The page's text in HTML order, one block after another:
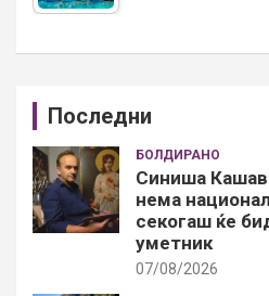
Последни
БОЛДИРАНО
Синиша
нема
секогаш ќе
уметник
07/08/2026